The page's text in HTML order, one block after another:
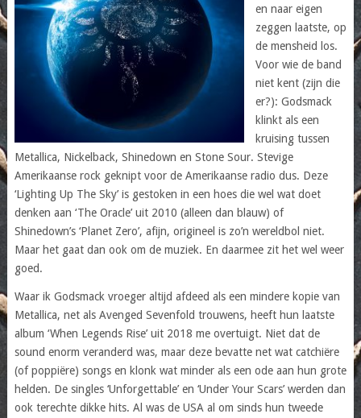
en naar eigen
zeggen laatste, op
de mensheid los.
Voor wie de band
niet kent (zijn die
er?): Godsmack
klinkt als een
kruising tussen
Metallica, Nickelback, Shinedown en Stone Sour. Stevige
Amerikaanse rock geknipt voor de Amerikaanse radio dus. Deze
‘Lighting Up The Sky’ is gestoken in een hoes die wel wat doet
denken aan ‘The Oracle’ uit 2010 (alleen dan blauw) of
Shinedown’s ‘Planet Zero’, afijn, origineel is zo’n wereldbol niet.
Maar het gaat dan ook om de muziek. En daarmee zit het wel weer
goed.
Waar ik Godsmack vroeger altijd afdeed als een mindere kopie van
Metallica, net als Avenged Sevenfold trouwens, heeft hun laatste
album ‘When Legends Rise’ uit 2018 me overtuigt. Niet dat de
sound enorm veranderd was, maar deze bevatte net wat catchiëre
(of poppiëre) songs en klonk wat minder als een ode aan hun grote
helden. De singles ‘Unforgettable’ en ‘Under Your Scars’ werden dan
ook terechte dikke hits. Al was de USA al om sinds hun tweede